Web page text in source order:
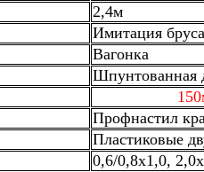
2,4м
Имитация
Вагонка
Шпунтованная
Профнастил
Пластиковые
0,6/0,8х1,0,